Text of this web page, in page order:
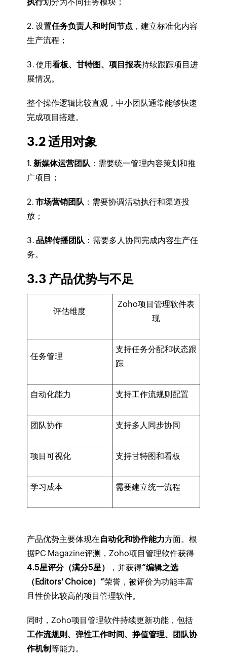
2. 设置任务负责人和时间节点 ，建立标准化内容
生产流程；
3. 使用看板、甘特图、项目报表持续跟踪项目进
展情况。
整个操作逻辑比较直观，中小团队通常能够快速
完成项目搭建。
3.2 适用对象
1. 新媒体运营团队 ：需要统一管理内容策划和推
广项目；
2. 市场营销团队 ：需要协调活动执行和渠道投
放；
3. 品牌传播团队 ：需要多人协同完成内容生产任
务。
3.3 产品优势与不足
评估维度
Zoho项目管理软件表
现
任务管理
支持任务分配和状态跟
踪
自动化能力 支持工作流规则配置
团队协作 支持多人同步协同
项目可视化 支持甘特图和看板
学习成本 需要建立统一流程
产品优势主要体现在自动化和协作能力方面。根
据PC Magazine评测，Zoho项目管理软件获得
4.5星评分（满分5星）
，并获得“编辑之选
（Editors' Choice）”荣誉，被评价为功能丰富
且性价比较高的项目管理软件。
同时，Zoho项目管理软件持续更新功能，包括
工作流规则、弹性工作时间、挣值管理、团队协
作机制等能力。